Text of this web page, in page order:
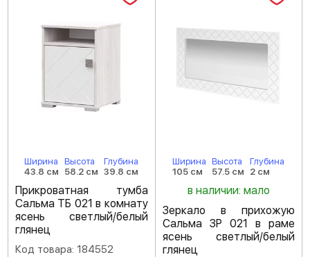
Ширина
43.8 см
Высота
58.2 см
Глубина
39.8 см
Прикроватная тумба
Сальма ТБ 021 в комнату
ясень светлый/белый
глянец
Код товара: 184552
Ширина
105 см
Высота
57.5 см
Глубина
2 см
в наличии: мало
Зеркало в прихожую
Сальма ЗР 021 в раме
ясень светлый/белый
глянец